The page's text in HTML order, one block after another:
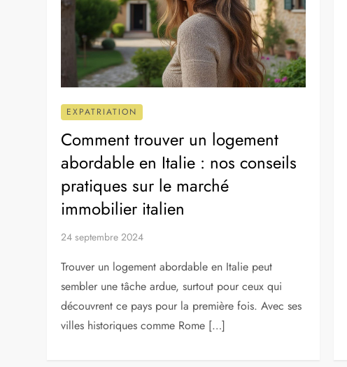
EXPATRIATION
Comment trouver un logement
abordable en Italie : nos conseils
pratiques sur le marché
immobilier italien
24 septembre 2024
Trouver un logement abordable en Italie peut
sembler une tâche ardue, surtout pour ceux qui
découvrent ce pays pour la première fois. Avec ses
villes historiques comme Rome […]